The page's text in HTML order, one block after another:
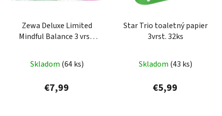
Zewa Deluxe Limited
Mindful Balance 3 vrst.
Skladom (64 ks)
€7,99
Star Trio toaletný papier
3vrst. 32ks
hodnotenie
produktu
je
Skladom (43 ks)
€5,99